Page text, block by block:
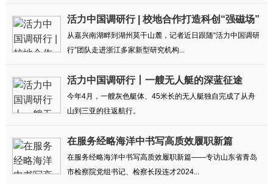
活力中国调研行 | 校地合作打造科创“强磁场”
从嘉兴南湖畔到湖州莫干山麓，记者近日跟随“活力中国调研
行”团队走进浙江多家新型研究机构...
活力中国调研行丨一艘无人艇的深蓝征途
今年4月，一艘灰色艇体、45米长的无人艇独自完成了从舟
山到三亚的往返航行。
在服务经略海洋中书写高质效履职新篇
在服务经略海洋中书写高质效履职新篇——专访山东省青岛
市检察院党组书记、检察长段连才2024...